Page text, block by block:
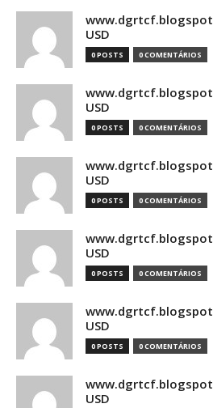
USD
0 POSTS 0 COMENTÁRIOS
USD
0 POSTS 0 COMENTÁRIOS
USD
0 POSTS 0 COMENTÁRIOS
USD
0 POSTS 0 COMENTÁRIOS
USD
0 POSTS 0 COMENTÁRIOS
USD